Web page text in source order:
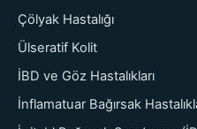
Çölyak Hastalığı
Ülseratif Kolit
İBD ve Göz Hastalıkları
İnflamatuar Bağırsak